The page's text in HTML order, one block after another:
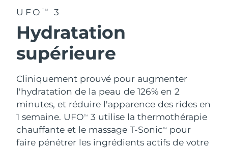
UFO TM 3
Hydratation
supérieure
Cliniquement prouvé pour augmenter
l'hydratation de la peau de 126% en 2
minutes, et réduire l'apparence des rides en
1 semaine. UFOTM
3 utilise la thermothérapie
chauffante et le massage T-SonicTM
pour
faire pénétrer les ingrédients actifs de votre